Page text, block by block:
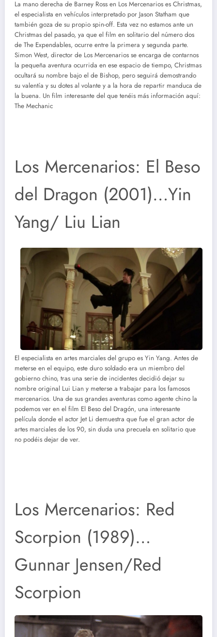
La mano derecha de Barney Ross en Los Mercenarios es Christmas,
el especialista en vehículos interpretado por Jason Statham que
también goza de su propio spin-off. Esta vez no estamos ante un
Christmas del pasado, ya que el film en solitario del número dos
de The Expendables, ocurre entre la primera y segunda parte.
Simon West, director de Los Mercenarios se encarga de contarnos
la pequeña aventura ocurrida en ese espacio de tiempo, Christmas
ocultará su nombre bajo el de Bishop, pero seguirá demostrando
su valentía y su dotes al volante y a la hora de repartir manduca de
la buena. Un film interesante del que tenéis más información aquí:
The Mechanic
Los Mercenarios: El Beso
del Dragon (2001)…Yin
Yang/ Liu Lian
El especialista en artes marciales del grupo es Yin Yang. Antes de
meterse en el equipo, este duro soldado era un miembro del
gobierno chino, tras una serie de incidentes decidió dejar su
nombre original Lui Lian y meterse a trabajar para los famosos
mercenarios. Una de sus grandes aventuras como agente chino la
podemos ver en el film El Beso del Dragón, una interesante
película donde el actor Jet Li demuestra que fue el gran actor de
artes marciales de los 90, sin duda una precuela en solitario que
no podéis dejar de ver.
Los Mercenarios: Red
Scorpion (1989)…
Gunnar Jensen/Red
Scorpion